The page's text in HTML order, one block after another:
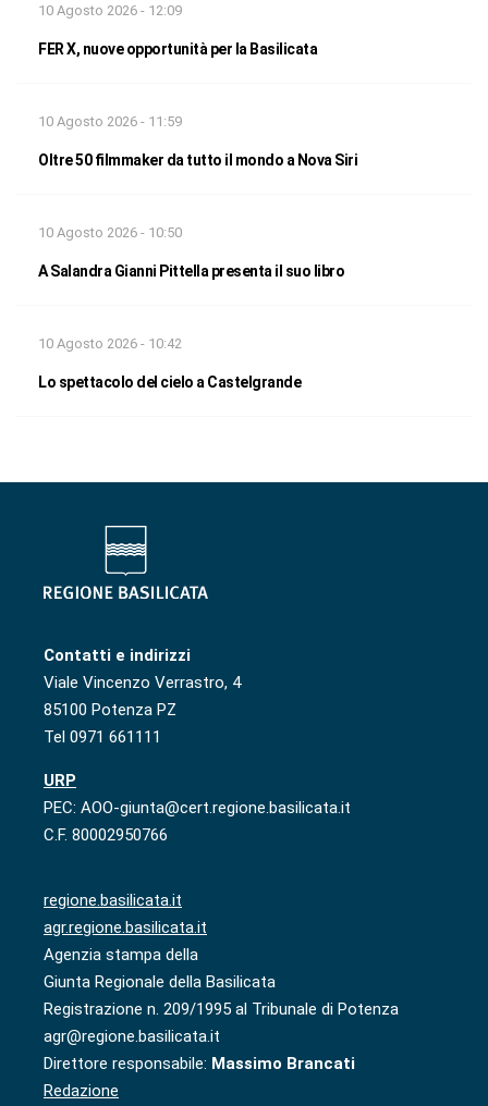
10 Agosto 2026 - 12:09
FER X, nuove opportunità per la Basilicata
10 Agosto 2026 - 11:59
Oltre 50 filmmaker da tutto il mondo a Nova Siri
10 Agosto 2026 - 10:50
A Salandra Gianni Pittella presenta il suo libro
10 Agosto 2026 - 10:42
Lo spettacolo del cielo a Castelgrande
Contatti e indirizzi
Viale Vincenzo Verrastro, 4
85100 Potenza PZ
Tel 0971 661111
URP
PEC: AOO-giunta@cert.regione.basilicata.it
C.F. 80002950766
regione.basilicata.it
agr.regione.basilicata.it
Agenzia stampa della
Giunta Regionale della Basilicata
Registrazione n. 209/1995 al Tribunale di Potenza
agr@regione.basilicata.it
Direttore responsabile: Massimo Brancati
Redazione